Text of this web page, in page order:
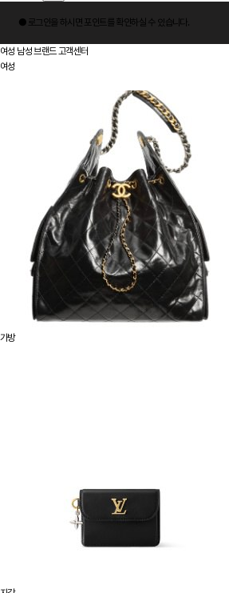
그
인
● 로그인을 하시면 포인트 를 확인하실 수 있습니다.
여성 남성 브랜드 고객센터
여성
가방